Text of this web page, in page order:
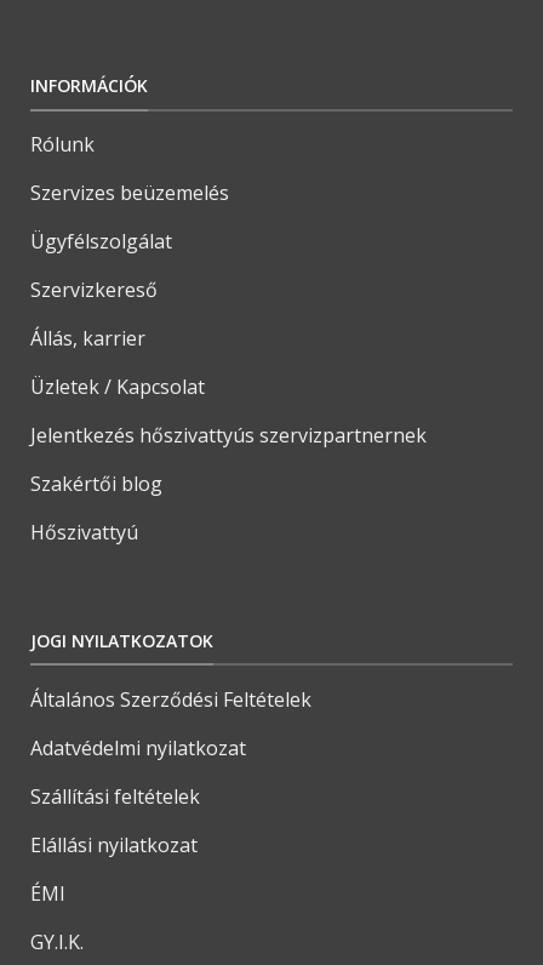
INFORMÁCIÓK
Rólunk
Szervizes beüzemelés
Ügyfélszolgálat
Szervizkereső
Állás, karrier
Üzletek / Kapcsolat
Jelentkezés hőszivattyús szervizpartnernek
Szakértői blog
Hőszivattyú
JOGI NYILATKOZATOK
Általános Szerződési Feltételek
Adatvédelmi nyilatkozat
Szállítási feltételek
Elállási nyilatkozat
ÉMI
GY.I.K.